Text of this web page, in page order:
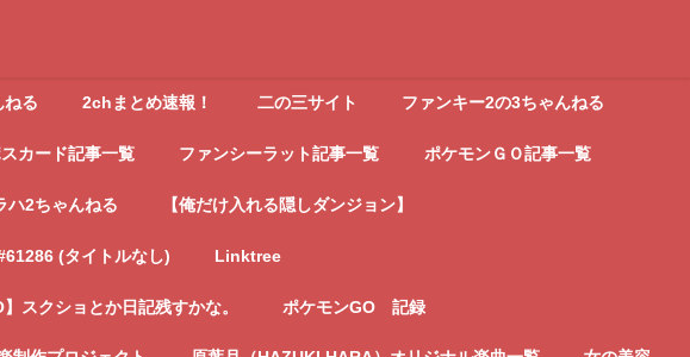
ねる 2chまとめ速報！ 二の三サイト ファンキー2の3ちゃんねる
カード記事一覧 ファンシーラット記事一覧 ポケモンＧＯ記事一覧
ハ2ちゃんねる 【俺だけ入れる隠しダンジョン】
(タイトルなし) Linktree
】スクショとか日記残すかな。 ポケモンGO 記録